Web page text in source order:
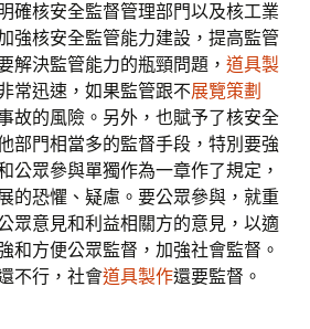
確核安全監督管理部門以及核工業
強核安全監管能力建設，提高監管
解決監管能力的瓶頸問題， 道具製
常迅速，如果監管跟不展覽策劃
故的風險。另外，也賦予了核安全
部門相當多的監督手段，特別要強
公眾參與單獨作為一章作了規定，
的恐懼、疑慮。要公眾參與，就重
眾意見和利益相關方的意見，以適
和方便公眾監督，加強社會監督。
不行，社會道具製作還要監督。